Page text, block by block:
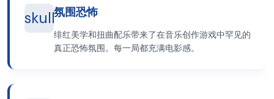
skull氛围恐怖
绯红美学和扭曲配乐带来了在音乐创作游戏中罕见的
真正恐怖氛围。每一局都充满电影感。